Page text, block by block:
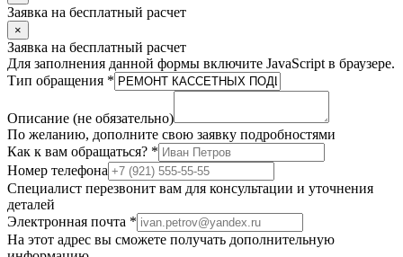
Заявка на бесплатный расчет
×
Заявка на бесплатный расчет
Для заполнения данной формы включите JavaScript в браузере.
Тип обращения *
Описание (не обязательно)
По желанию, дополните свою заявку подробностями
Как к вам обращаться? *
Номер телефона
Специалист перезвонит вам для консультации и уточнения
деталей
Электронная почта *
На этот адрес вы сможете получать дополнительную